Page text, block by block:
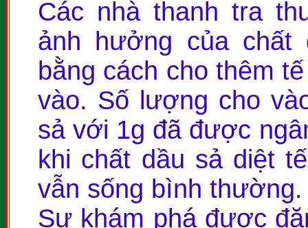
Các nhà thanh tra
ảnh hưởng của chất
bằng cách cho thêm
vào. Số lượng cho
sả với 1g đã được
khi chất dầu sả diệt
vẫn sống bình thường.
Sự khám phá được